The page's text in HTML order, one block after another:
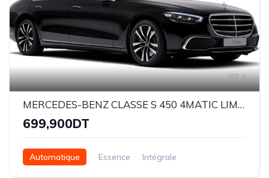
1
MERCEDES-BENZ CLASSE S 450 4MATIC LIMOUSINE
699,900DT
Automatique Essence Intégrale